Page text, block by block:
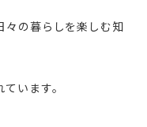
々の暮らしを楽しむ知
います。